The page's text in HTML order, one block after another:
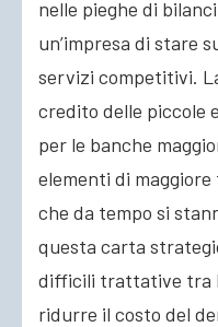
nelle pieghe di
un’impresa di stare
servizi competitivi.
credito delle piccole
per le banche
elementi di
che da tempo si
questa carta
difficili trattative tra
ridurre il costo del